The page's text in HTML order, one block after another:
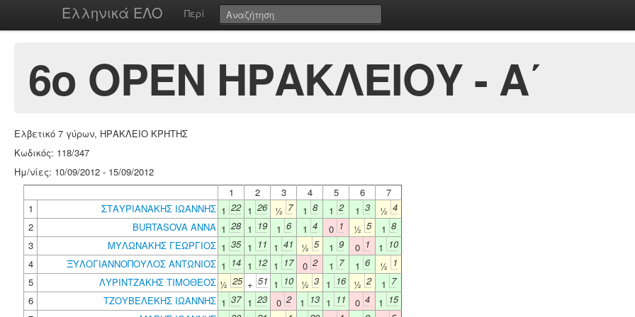
Ελληνικά ΕΛΟ Περί
6o ΟΡΕΝ ΗΡΑΚΛΕΙΟΥ - Α΄
Ελβετικό 7 γύρων, ΗΡΑΚΛΕΙΟ ΚΡΗΤΗΣ
Κωδικός: 118/347
Ημ/νίες: 10/09/2012 - 15/09/2012
1
2 3 4 5 6
7
1
ΣΤΑΥΡΙΑΝΑΚΗΣ ΙΩΑΝΝΗΣ 1 22 1 26 ½ 7 1 8 1 2 1 3 ½ 4
2
BURTASOVA ANNA 1 28 1 19 1 6 1 4 0 1 ½ 5 1 8
3
ΜΥΛΩΝΑΚΗΣ ΓΕΩΡΓΙΟΣ 1 35 1 11 1 41 ½ 5 1 9 0 1 1 10
4
ΞΥΛΟΓΙΑΝΝΟΠΟΥΛΟΣ ΑΝΤΩΝΙΟΣ 1 14 1 12 1 17 0 2 1 7 1 6 ½ 1
5
ΛΥΡΙΝΤΖΑΚΗΣ ΤΙΜΟΘΕΟΣ ½ 25 + 51 1 10 ½ 3 1 16 ½ 2 1 7
6
ΤΖΟΥΒΕΛΕΚΗΣ ΙΩΑΝΝΗΣ 1 37 1 23 0 2 1 13 1 11 0 4 1 15